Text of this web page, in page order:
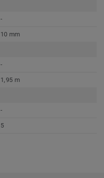
-
10 mm
-
1,95 m
-
5